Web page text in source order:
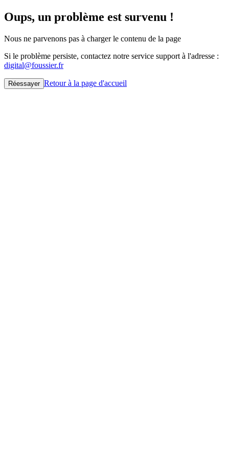
Oups, un problème est survenu !
Nous ne parvenons pas à charger le contenu de la page
Si le problème persiste, contactez notre service support à l'adresse :
digital@foussier.fr
Réessayer Retour à la page d'accueil